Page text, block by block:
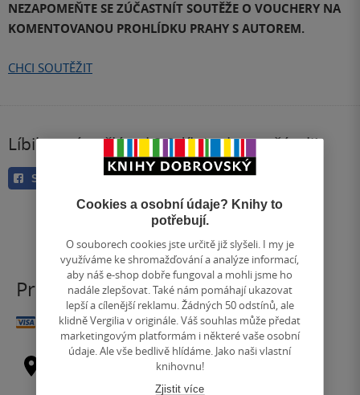
NEZAPOMEŇTE SE ZÚČASTNÍT SOUTĚŽE O VOUCHERY NA
KOMENTOVANOU PROHLÍDKU PRAHY S AUTOREM.
CHCI SOUTĚŽIT
Líbil se vám článek? Sdílejte ho s přáteli!
Sdílet Sdílet
Praha - Václavské náměstí
Praha - Václavské náměstí
Václavské náměstí 28
Cookies a osobní údaje? Knihy to
potřebují.
O souborech cookies jste určitě již slyšeli. I my je
využíváme ke shromažďování a analýze informací,
aby náš e-shop dobře fungoval a mohli jsme ho
nadále zlepšovat. Také nám pomáhají ukazovat
lepší a cílenější reklamu. Žádných 50 odstínů, ale
klidně Vergilia v originále. Váš souhlas může předat
marketingovým platformám i některé vaše osobní
údaje. Ale vše bedlivě hlídáme. Jako naši vlastní
knihovnu!
Zjistit více